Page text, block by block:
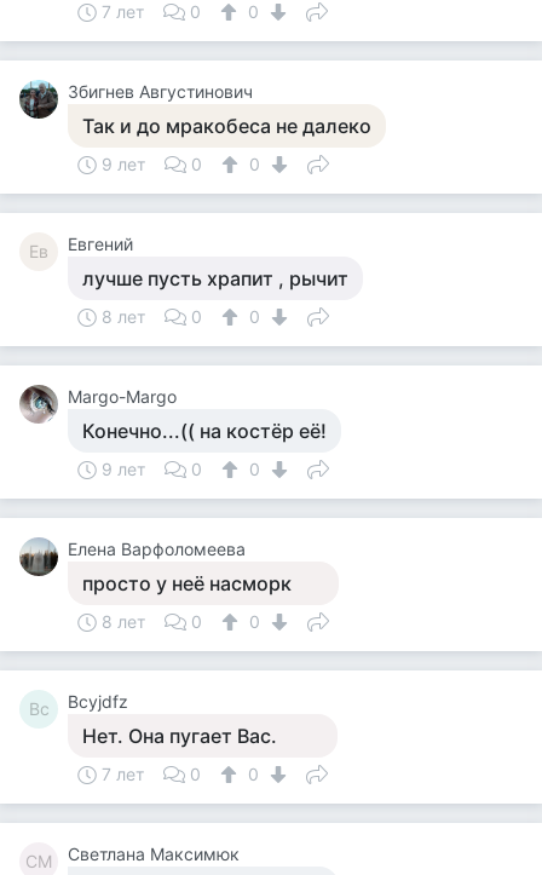
7 лет 0 0
Збигнев Августинович
Так и до мракобеса не далеко
9 лет 0 0
Ев Евгений
лучше пусть храпит , рычит
8 лет 0 0
Margo-Margo
Конечно...(( на костёр её!
9 лет 0 0
Елена Варфоломеева
просто у неё насморк
8 лет 0 0
Bc Bcyjdfz
Нет. Она пугает Вас.
7 лет 0 0
СМ Светлана Максимюк